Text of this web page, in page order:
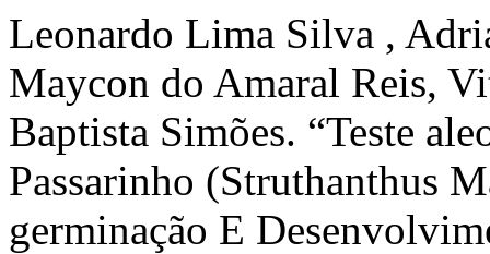
Leonardo Lima Silva ,
Maycon do Amaral Reis,
Baptista Simões. “Teste
Passarinho (Struthanthus
germinação E